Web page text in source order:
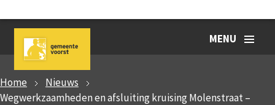
MENU
Home
Nieuws
Wegwerkzaamheden en afsluiting kruising Molenstraat –